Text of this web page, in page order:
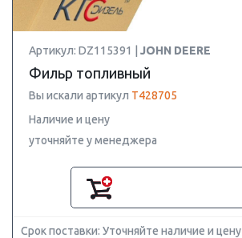
Артикул: DZ115391 | JOHN DEERE
Фильр топливный
Вы искали артикул T428705
Наличие и цену
уточняйте у менеджера
Срок поставки: Уточняйте наличие и цену